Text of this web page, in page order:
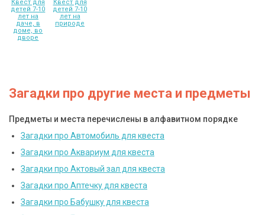
Квест для
детей 7-10
лет на
даче, в
доме, во
дворе
Квест для
детей 7-10
лет на
природе
Загадки про другие места и предметы
Предметы и места перечислены в алфавитном порядке
Загадки про Автомобиль для квеста
Загадки про Аквариум для квеста
Загадки про Актовый зал для квеста
Загадки про Аптечку для квеста
Загадки про Бабушку для квеста